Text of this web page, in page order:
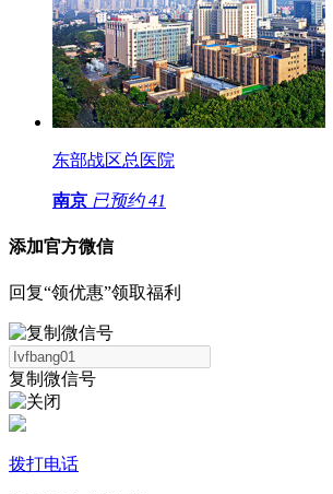
东部战区总医院
南京 已预约 41
添加官方微信
回复“领优惠”领取福利
复制微信号
拨打电话